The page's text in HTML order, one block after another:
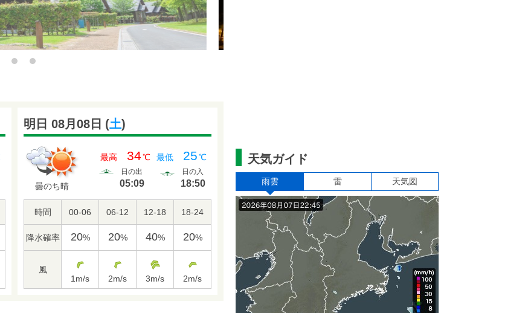
2 3
明日 08月08日 (土)
曇のち晴
最高 34℃ 最低 25℃
日の出
05:09
日の入
18:50
時間 00-06 06-12 12-18 18-24
降水確率 20% 20% 40% 20%
風
1 m/s 2m/s 3m/s 2m/s
天気ガイド
雨雲 雷 天気図